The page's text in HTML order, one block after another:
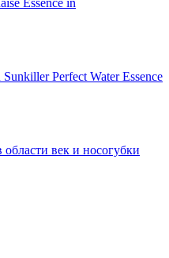
Perfect Water Essence
век и носогубки